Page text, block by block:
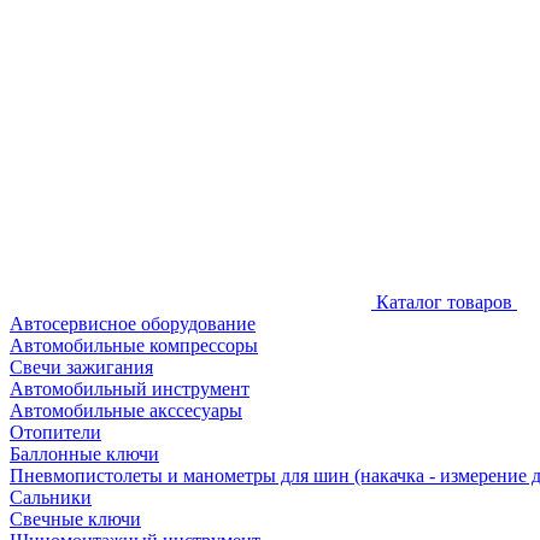
Каталог товаров
Автосервисное оборудование
Автомобильные компрессоры
Свечи зажигания
Автомобильный инструмент
Автомобильные акссесуары
Отопители
Баллонные ключи
Пневмопистолеты и манометры для шин (накачка - измерение
Сальники
Свечные ключи